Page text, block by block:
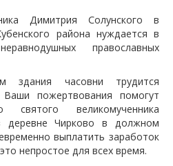
Димитрия Солунского в
района нуждается в
православных
здания часовни трудится
пожертвования помогут
святого великомученника
деревне Чирково в должном
выплатить заработок
непростое для всех время.